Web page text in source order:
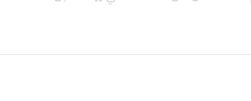
راح تكون تحت سطح البحر!